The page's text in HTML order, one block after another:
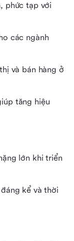
phức tạp với
các ngành
và bán hàng ở
tăng hiệu
lớn khi triển
kể và thời